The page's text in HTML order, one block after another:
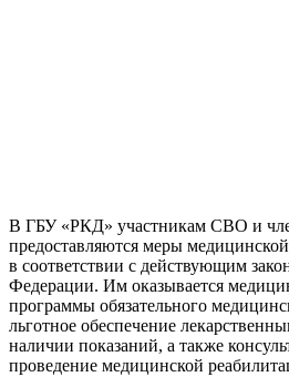
В ГБУ «РКД» участникам СВО и
предоставляются меры
в соответствии с действующим
Федерации. Им оказывается
программы обязательного
льготное обеспечение
наличии показаний, а также
проведение медицинской